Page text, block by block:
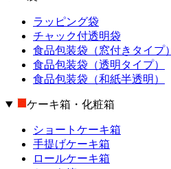
ラッピング袋
チャック付透明袋
食品包装袋（窓付きタイプ）
食品包装袋（透明タイプ）
食品包装袋（和紙半透明）
ケーキ箱・化粧箱
ショートケーキ箱
手提げケーキ箱
ロールケーキ箱